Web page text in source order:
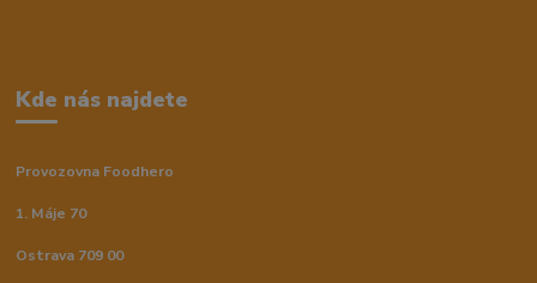
Kde nás najdete
Provozovna Foodhero
1. Máje 70
Ostrava 709 00